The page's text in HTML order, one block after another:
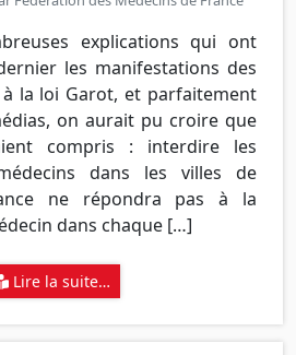
explications qui ont
les manifestations des
la loi Garot, et parfaitement
on aurait pu croire que
compris : interdire les
dans les villes de
ne répondra pas à la
dans chaque […]
Lire la suite…